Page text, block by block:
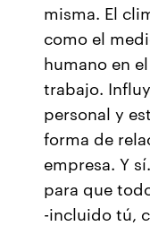
misma. El
como el
humano en
trabajo.
personal y
forma de
empresa. Y
para que
-incluido tú,